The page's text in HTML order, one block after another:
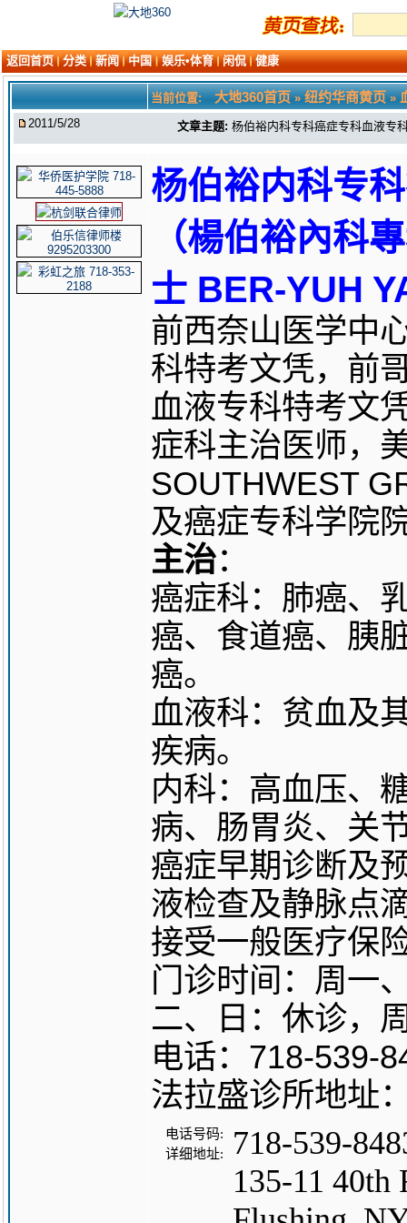
返回首页 分类 新闻 中国 娱乐•体育 闲侃 健康
当前位置: 大地360首页»纽约华商黄页»
2011/5/28 文章主题: 杨伯裕内科专科癌症专科血液专
杨伯裕内科专
（楊伯裕內科
士 BER-YUH
前西奈山医学中
科特考文凭，前
血液专科特考文
症科主治医师，
SOUTHWEST
及癌症专科学院
主治：
癌症科：肺癌、
癌、食道癌、胰
癌。
血液科：贫血及
疾病。
内科：高血压、
病、肠胃炎、关
癌症早期诊断及
液检查及静脉点
接受一般医疗保
门诊时间：周一
二、日：休诊，
电话：718-539-
法拉盛诊所地址
电话号码:
详细地址:
718-539-
135-11 40th